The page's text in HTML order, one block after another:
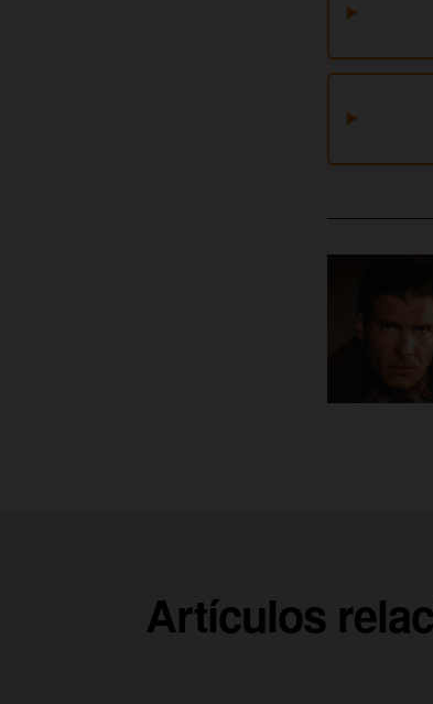
Artículos